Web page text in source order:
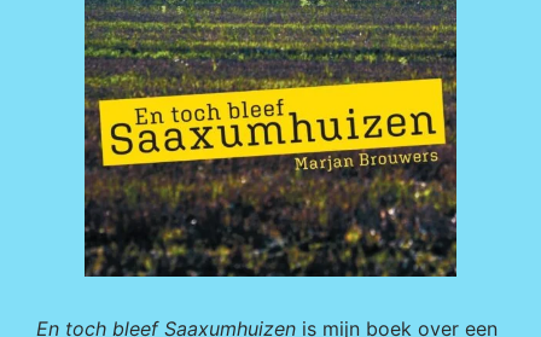
En toch bleef Saaxumhuizen is mijn boek over een